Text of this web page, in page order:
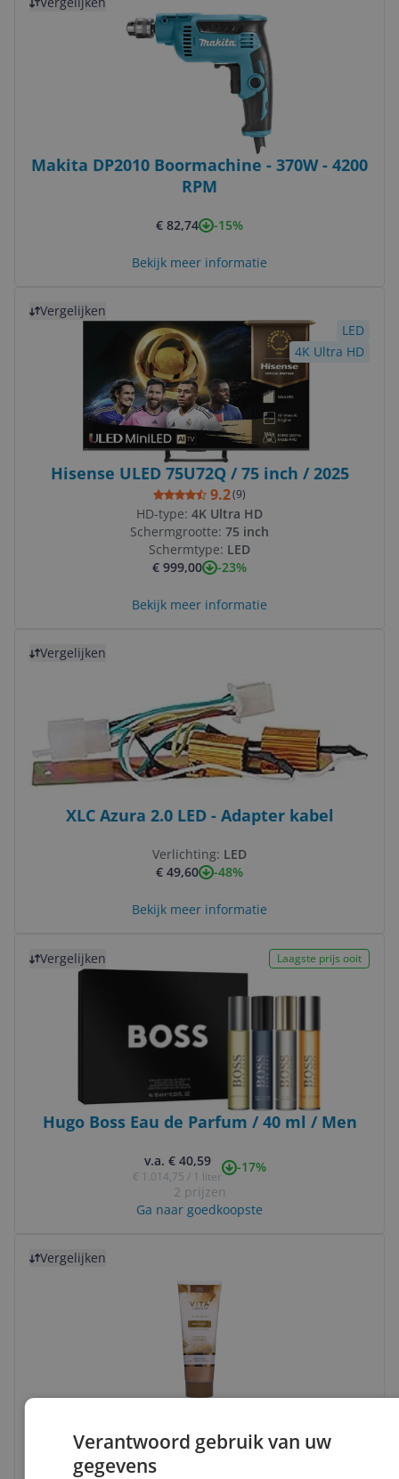
Makita DP2010 Boormachine - 370W - 4200
RPM
€ 82,74 -15%
Bekijk meer informatie
Vergelijken
LED
4K Ultra HD
Hisense ULED 75U72Q / 75 inch / 2025
9.2(9)
HD-type: 4K Ultra HD
Schermgrootte: 75 inch
Schermtype: LED
€ 999,00
-23%
Bekijk meer informatie
Vergelijken
XLC Azura 2.0 LED - Adapter kabel
Verlichting: LED
€ 49,60
-48%
Bekijk meer informatie
Vergelijken Laagste prijs ooit
Hugo Boss Eau de Parfum / 40 ml / Men
v.a. € 40,59
€ 1.014,75 / 1 liter
-17%
2 prijzen
Ga naar goedkoopste
Vergelijken
5060850670582
Verantwoord gebruik van uw
gegevens